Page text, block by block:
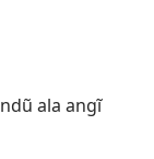
ala angĩ